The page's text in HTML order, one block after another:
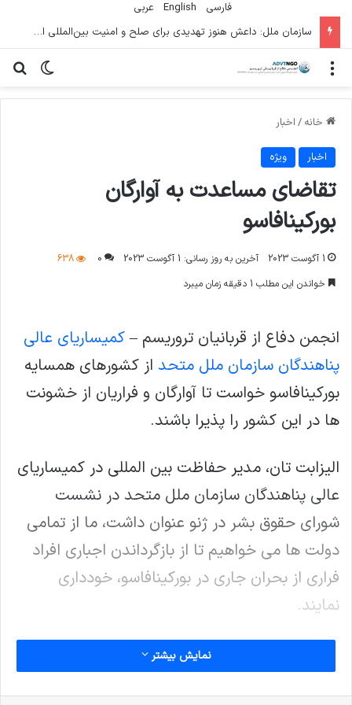
فارسی English
عربي
سازمان ملل: داعش هنوز تهدیدی برای صلح و امنیت بین‌المللی است
تغییر منو
خانه / اخبار
اخبار ویژه
تقاضای مساعدت به آوارگان
بورکینافاسو
1 آگوست 2023 آخرین به روز رسانی: 1 آگوست 2023 0
638
خواندن این مطلب 1 دقیقه زمان میبرد
انجمن دفاع از قربانیان تروریسم –کمیساریای عالی
پناهندگان سازمان ملل متحد از کشورهای همسایه
بورکینافاسو خواست تا آوارگان و فراریان از خشونت
ها در این کشور را پذیرا باشند.
الیزابت تان، مدیر حفاظت بین المللی در کمیساریای
عالی پناهندگان سازمان ملل متحد در نشست
شورای حقوق بشر در ژنو عنوان داشت، ما از تمامی
دولت ها می خواهیم تا از بازگرداندن اجباری افراد
فراری از بحران جاری در بورکینافاسو، خودداری
نمایند.
وی ادامه داد، قتل، ناپدیدسازی قهری، شکنجه و
نمایش بیشتر